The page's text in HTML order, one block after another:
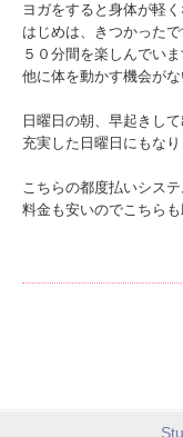
ヨガをすると身体が軽く
はじめは、きつかった
５０分間を楽しんでいま
他に体を動かす機会が
日曜日の朝、早起きし
充実した日曜日にもなり
こちらの都度払いシス
料金も安いのでこちらも
５０